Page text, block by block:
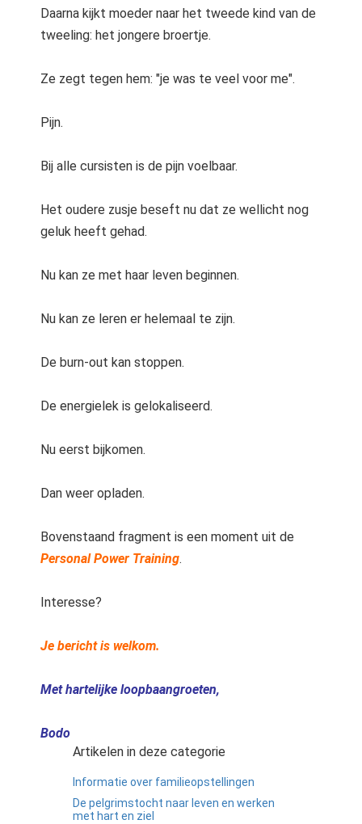
Daarna kijkt moeder naar het tweede kind van de
tweeling: het jongere broertje.
Ze zegt tegen hem: "je was te veel voor me".
Pijn.
Bij alle cursisten is de pijn voelbaar.
Het oudere zusje beseft nu dat ze wellicht nog
geluk heeft gehad.
Nu kan ze met haar leven beginnen.
Nu kan ze leren er helemaal te zijn.
De burn-out kan stoppen.
De energielek is gelokaliseerd.
Nu eerst bijkomen.
Dan weer opladen.
Bovenstaand fragment is een moment uit de
Personal Power Training.
Interesse?
Je bericht is welkom.
Met hartelijke loopbaangroeten,
Bodo
Artikelen in deze categorie
Informatie over familieopstellingen
De pelgrimstocht naar leven en werken
met hart en ziel